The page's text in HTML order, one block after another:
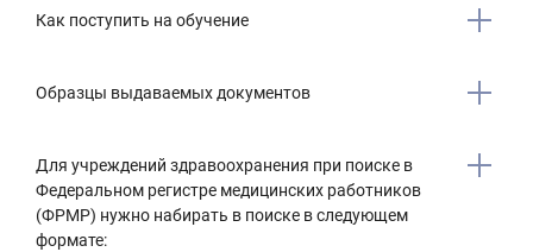
Как поступить на обучение
Образцы выдаваемых документов
Для учреждений здравоохранения при поиске в
Федеральном регистре медицинских работников
(ФРМР) нужно набирать в поиске в следующем
формате: